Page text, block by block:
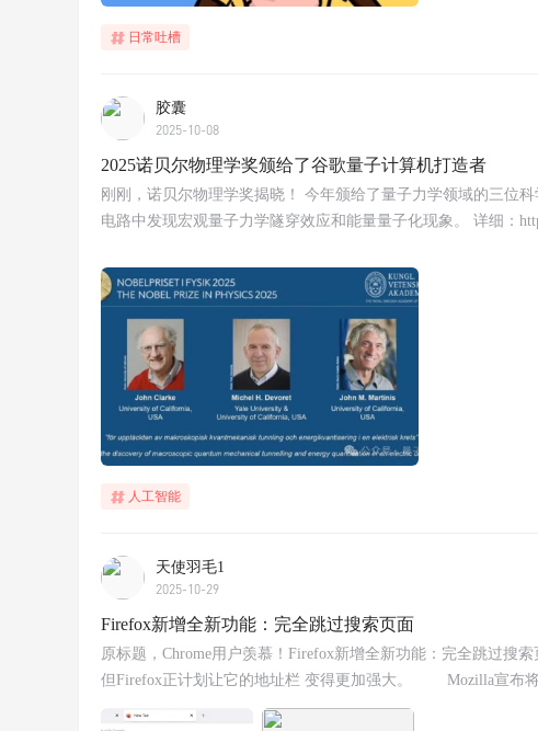
日常吐槽
胶囊
2025-10-08
2025诺贝尔物理学奖颁给了谷歌量子计算机打造者
刚刚，诺贝尔物理学奖揭晓！ 今年颁给了量子力学领域的三位
电路中发现宏观量子力学隧穿效应和能量量子化现象。 详细：
人工智能
天使羽毛1
2025-10-29
Firefox新增全新功能：完全跳过搜索页面
原标题，Chrome用户羡慕！Firefox新增全新功能：完全跳过
但Firefox正计划让它的地址栏 变得更加强大。 Mozilla宣布将